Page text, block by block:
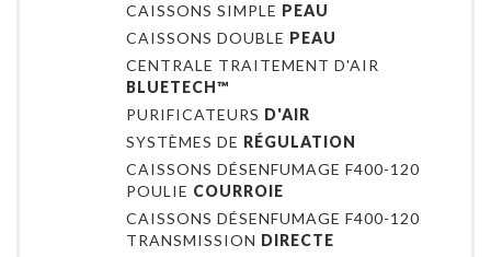
CAISSONS SIMPLE PEAU
CAISSONS DOUBLE PEAU
CENTRALE TRAITEMENT D'AIR
BLUETECH™
PURIFICATEURS D'AIR
SYSTÈMES DE RÉGULATION
CAISSONS DÉSENFUMAGE F400-120
POULIE COURROIE
CAISSONS DÉSENFUMAGE F400-120
TRANSMISSION DIRECTE